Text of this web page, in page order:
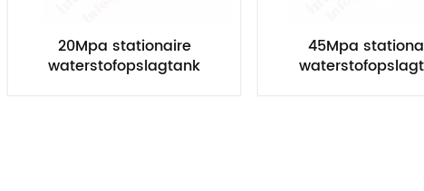
20Mpa stationaire
waterstofopslagtank
45Mpa